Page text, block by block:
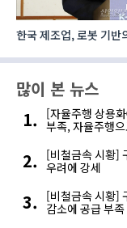
한국 제조업, 로봇 기반
많이 본 뉴스
[자율주행 상용
부족, 자율주행
[비철금속 시황]
우려에 강세
[비철금속 시황]
감소에 공급 부